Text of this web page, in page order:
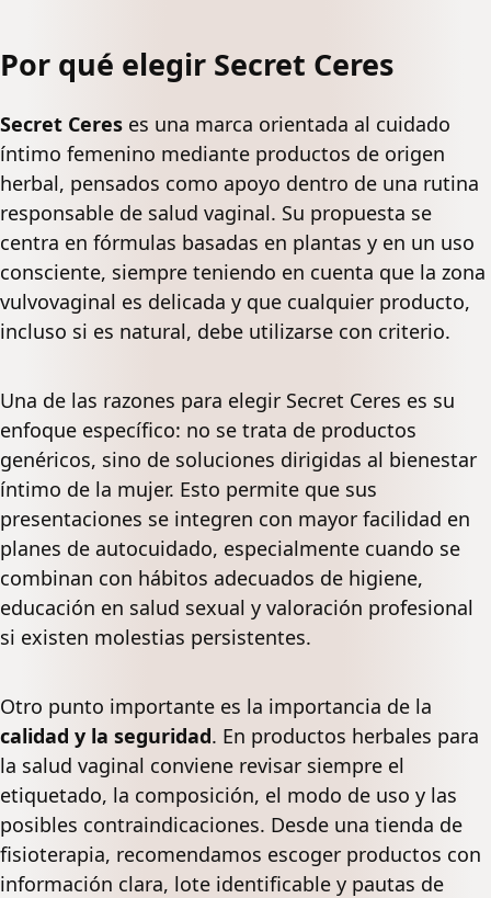
Por qué elegir Secret Ceres
Secret Ceres es una marca orientada al cuidado
íntimo femenino mediante productos de origen
herbal, pensados como apoyo dentro de una rutina
responsable de salud vaginal. Su propuesta se
centra en fórmulas basadas en plantas y en un uso
consciente, siempre teniendo en cuenta que la zona
vulvovaginal es delicada y que cualquier producto,
incluso si es natural, debe utilizarse con criterio.
Una de las razones para elegir Secret Ceres es su
enfoque específico: no se trata de productos
genéricos, sino de soluciones dirigidas al bienestar
íntimo de la mujer. Esto permite que sus
presentaciones se integren con mayor facilidad en
planes de autocuidado, especialmente cuando se
combinan con hábitos adecuados de higiene,
educación en salud sexual y valoración profesional
si existen molestias persistentes.
Otro punto importante es la importancia de la
calidad y la seguridad. En productos herbales para
la salud vaginal conviene revisar siempre el
etiquetado, la composición, el modo de uso y las
posibles contraindicaciones. Desde una tienda de
fisioterapia, recomendamos escoger productos con
información clara, lote identificable y pautas de